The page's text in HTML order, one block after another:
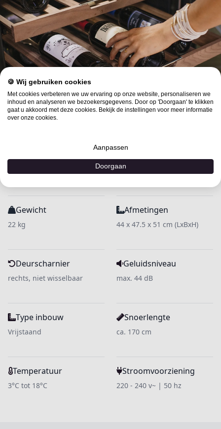
Ontdek de uitgebreide productdetails om de juiste
keuze te maken
Gewicht
22 kg
Afmetingen
44 x 47.5 x 51 cm (LxBxH)
Deurscharnier
rechts, niet wisselbaar
Geluidsniveau
max. 44 dB
Type inbouw
Vrijstaand
Snoerlengte
ca. 170 cm
Temperatuur
3°C tot 18°C
Stroomvoorziening
220 - 240 v~ | 50 hz
🍪 Wij gebruiken cookies
Met cookies verbeteren we uw ervaring op onze website, personaliseren we
inhoud en analyseren we bezoekersgegevens. Door op 'Doorgaan' te klikken
gaat u akkoord met deze cookies. Bekijk de instellingen voor meer informatie
over onze cookies.
Aanpassen
Doorgaan